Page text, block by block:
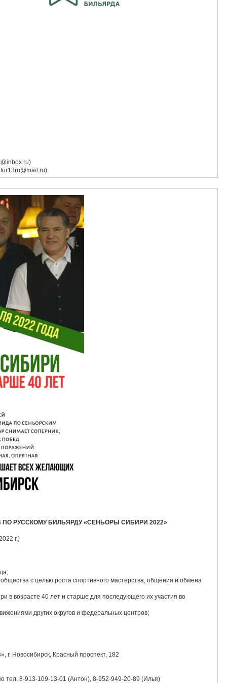
РУССКОМУ БИЛЬЯРДУ «СЕНЬОРЫ СИБИРИ 2022»
г.)
с целью роста спортивного мастерства, общения и обмена
в возрасте 40 лет и старше для последующего их участия во
других округов и федеральных центров;
г. Новосибирск, Красный проспект, 182
тел. 8-913-109-13-01 (Антон), 8-952-949-20-89 (Илья)